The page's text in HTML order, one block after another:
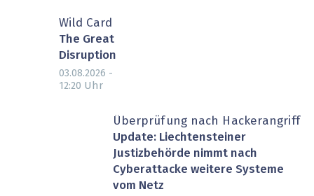
Wild Card
The Great
Disruption
03.08.2026 -
12:20 Uhr
Überprüfung nach Hackerangriff
Update: Liechtensteiner
Justizbehörde nimmt nach
Cyberattacke weitere Systeme
vom Netz